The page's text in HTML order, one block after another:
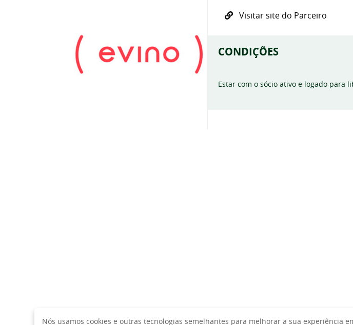
Nós usamos cookies e outras tecnologias semelhantes para melhorar a sua experiência
Visitar site do Parceiro
CONDIÇÕES
Estar com o sócio ativo e logado para